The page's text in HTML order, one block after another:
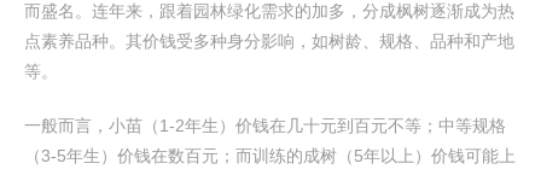
而盛名。连年来，跟着园林绿化需求的加多，分成枫树逐渐成为热
点素养品种。其价钱受多种身分影响，如树龄、规格、品种和产地
等。
一般而言，小苗（1-2年生）价钱在几十元到百元不等；中等规格
（3-5年生）价钱在数百元；而训练的成树（5年以上）价钱可能上